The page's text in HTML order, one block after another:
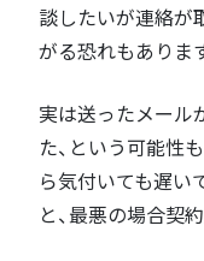
談したいが連絡が
がる恐れもありま
実は送ったメール
た、という可能性
ら気付いても遅い
と、最悪の場合契